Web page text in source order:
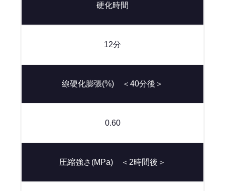
硬化時間
12分
線硬化膨張(%) ＜40分後＞
0.60
圧縮強さ(MPa) ＜2時間後＞